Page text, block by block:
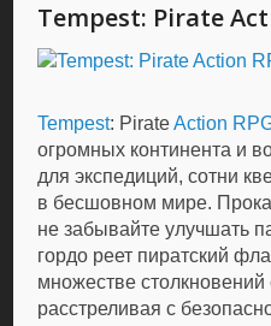
Tempest: Pirate
Tempest: PirateAction
огромных континента и
для экспедиций, сотни
в бесшовном мире.
не забывайте улучшать
гордо реет пиратский
множестве
расстреливая с